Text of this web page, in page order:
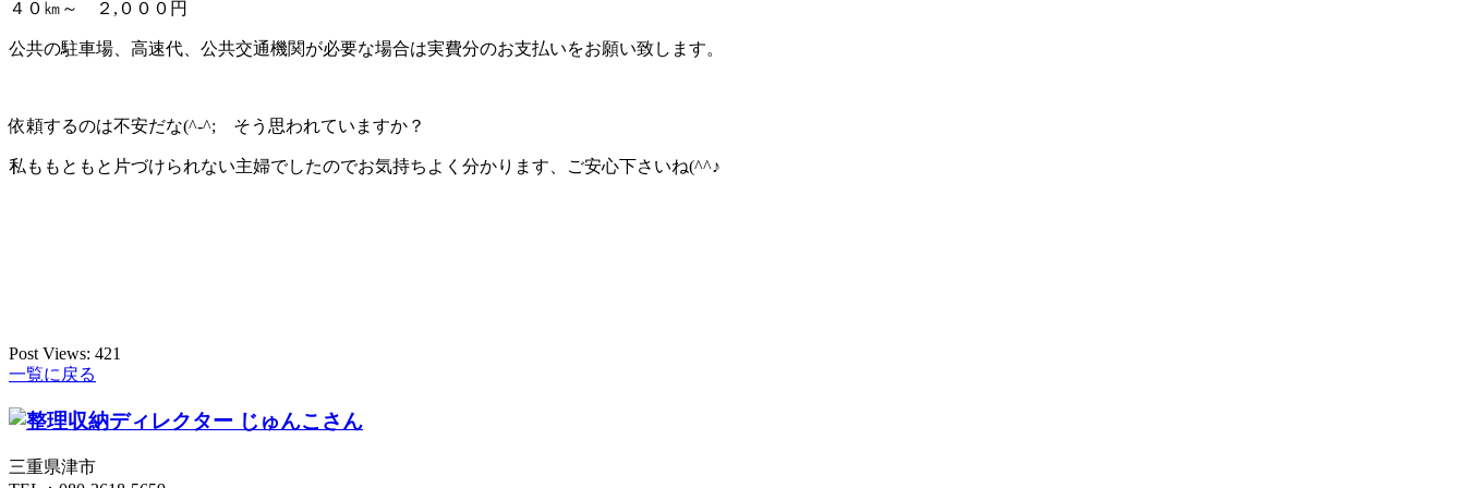
４０㎞～ ２,０００円
公共の駐車場、高速代、公共交通機関が必要な場合は実費分のお支払いをお願い致します。
依頼するのは不安だな(^-^; そう思われていますか？
私ももともと片づけられない主婦でしたのでお気持ちよく分かります、ご安心下さいね(^^♪
Post Views: 421
一覧に戻る
三重県津市